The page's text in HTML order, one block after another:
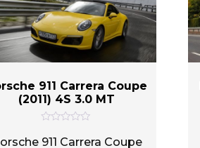
911 Carrera Coupe
(2011) 4S 3.0 MT
ц
911 Carrera Coupe